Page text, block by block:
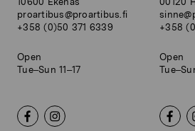
proartibus@proartibus.fi
+358 (0)50 371 6339
Open
Tue–Sun 11–17
+358
Open